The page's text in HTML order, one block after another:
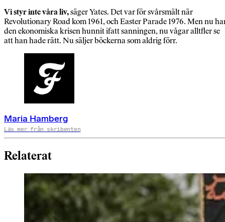
Vi styr inte våra liv,säger Yates. Det var för svårsmält när
Revolutionary Road kom 1961, och Easter Parade 1976. Men nu
den ekonomiska krisen hunnit ifatt sanningen, nu vågar alltfler se
att han hade rätt. Nu säljer böckerna som aldrig förr.
Maria Hamberg
Läs mer från skribenten
Relaterat